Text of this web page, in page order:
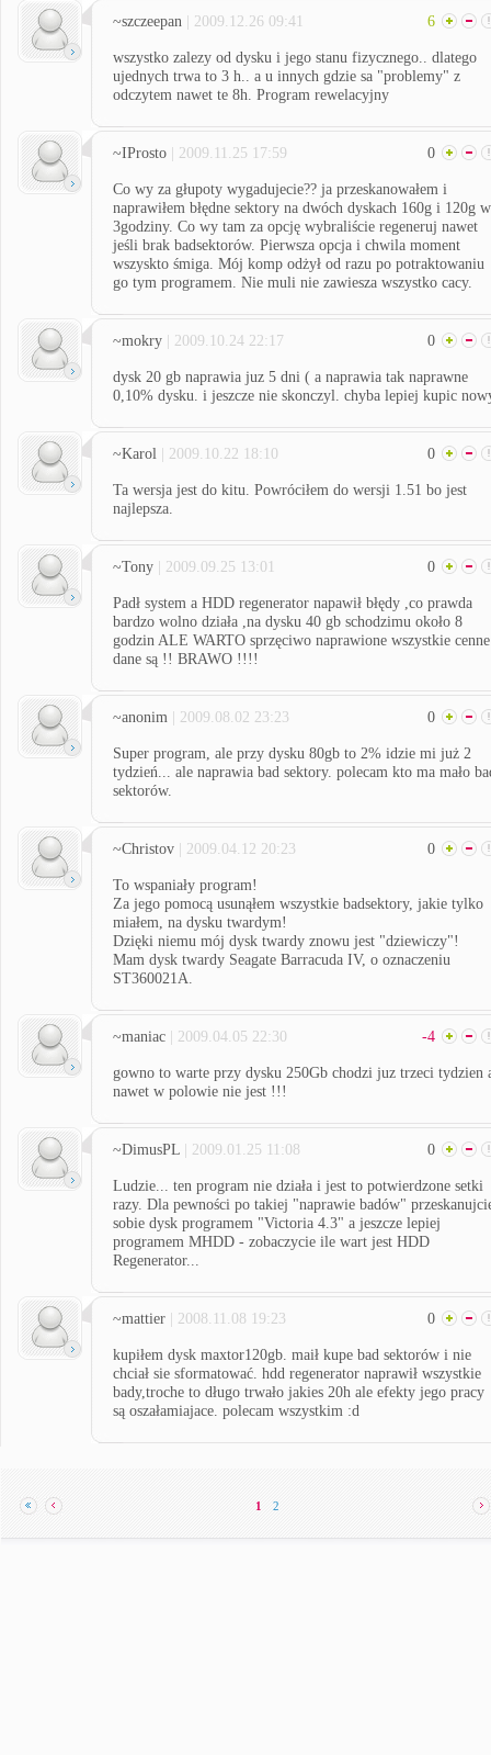
~szczeepan | 2009.12.26 09:41 6
wszystko zalezy od dysku i jego stanu fizycznego.. dlatego
ujednych trwa to 3 h.. a u innych gdzie sa "problemy" z
odczytem nawet te 8h. Program rewelacyjny
~IProsto | 2009.11.25 17:59 0
Co wy za głupoty wygadujecie?? ja przeskanowałem i
naprawiłem błędne sektory na dwóch dyskach 160g i 120g w
3godziny. Co wy tam za opcję wybraliście regeneruj nawet
jeśli brak badsektorów. Pierwsza opcja i chwila moment
wszyskto śmiga. Mój komp odżył od razu po potraktowaniu
go tym programem. Nie muli nie zawiesza wszystko cacy.
~mokry | 2009.10.24 22:17 0
dysk 20 gb naprawia juz 5 dni ( a naprawia tak naprawne
0,10% dysku. i jeszcze nie skonczyl. chyba lepiej kupic
~Karol | 2009.10.22 18:10 0
Ta wersja jest do kitu. Powróciłem do wersji 1.51 bo jest
najlepsza.
~Tony | 2009.09.25 13:01 0
Padł system a HDD regenerator napawił błędy ,co prawda
bardzo wolno działa ,na dysku 40 gb schodzimu około 8
godzin ALE WARTO sprzęciwo naprawione wszystkie cenne
dane są !! BRAWO !!!!
~anonim | 2009.08.02 23:23 0
Super program, ale przy dysku 80gb to 2% idzie mi już 2
tydzień... ale naprawia bad sektory. polecam kto ma mało
sektorów.
~Christov | 2009.04.12 20:23 0
To wspaniały program!
Za jego pomocą usunąłem wszystkie badsektory, jakie tylko
miałem, na dysku twardym!
Dzięki niemu mój dysk twardy znowu jest "dziewiczy"!
Mam dysk twardy Seagate Barracuda IV, o oznaczeniu
ST360021A.
~maniac | 2009.04.05 22:30 -4
gowno to warte przy dysku 250Gb chodzi juz trzeci tydzien
nawet w polowie nie jest !!!
~DimusPL | 2009.01.25 11:08 0
Ludzie... ten program nie działa i jest to potwierdzone setki
razy. Dla pewności po takiej "naprawie badów"
sobie dysk programem "Victoria 4.3" a jeszcze lepiej
programem MHDD - zobaczycie ile wart jest HDD
Regenerator...
~mattier | 2008.11.08 19:23 0
kupiłem dysk maxtor120gb. maił kupe bad sektorów i nie
chciał sie sformatować. hdd regenerator naprawił wszystkie
bady,troche to długo trwało jakies 20h ale efekty jego pracy
są oszałamiajace. polecam wszystkim :d
1 2